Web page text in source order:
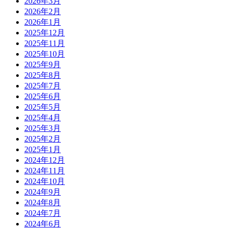
2026年2月
2026年1月
2025年12月
2025年11月
2025年10月
2025年9月
2025年8月
2025年7月
2025年6月
2025年5月
2025年4月
2025年3月
2025年2月
2025年1月
2024年12月
2024年11月
2024年10月
2024年9月
2024年8月
2024年7月
2024年6月